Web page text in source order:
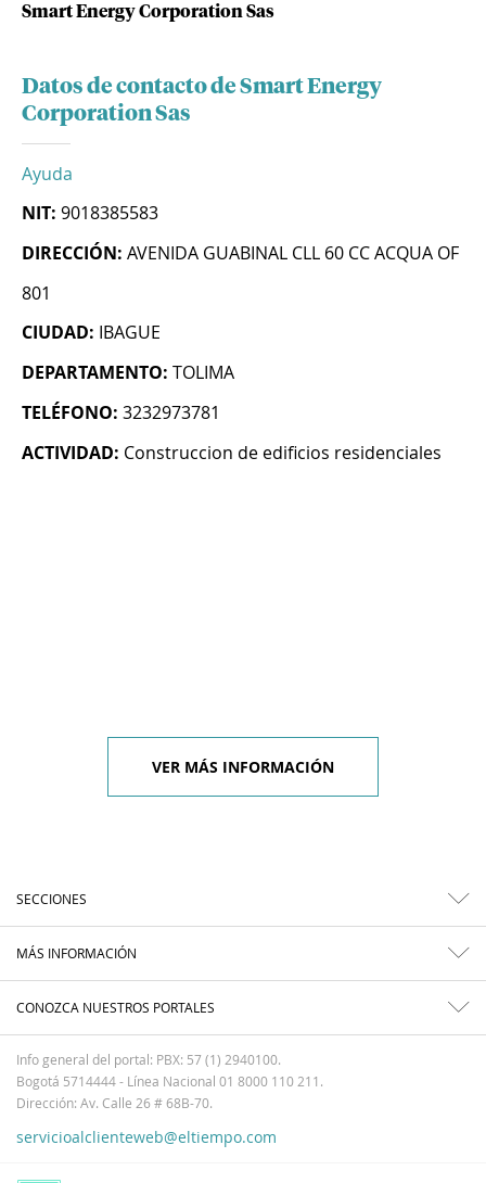
Smart Energy Corporation Sas
Datos de contacto de Smart Energy
Corporation Sas
Ayuda
NIT: 9018385583
DIRECCIÓN: AVENIDA GUABINAL CLL 60 CC ACQUA OF
801
CIUDAD: IBAGUE
DEPARTAMENTO: TOLIMA
TELÉFONO: 3232973781
ACTIVIDAD: Construccion de edificios residenciales
VER MÁS INFORMACIÓN
SECCIONES
MÁS INFORMACIÓN
CONOZCA NUESTROS PORTALES
Info general del portal: PBX: 57 (1) 2940100.
Bogotá 5714444 - Línea Nacional 01 8000 110 211.
Dirección: Av. Calle 26 # 68B-70.
servicioalclienteweb@eltiempo.com